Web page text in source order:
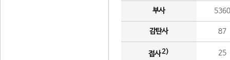
부사 5360
감탄사 87
접사2) 25